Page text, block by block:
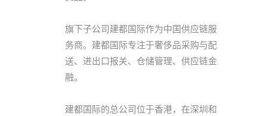
旗下子公司建都国际作为中国供应链服
务商。建都国际专注于奢侈品采购与配
送、进出口报关、仓储管理、供应链金
融。
建都国际的总公司位于香港，在深圳和